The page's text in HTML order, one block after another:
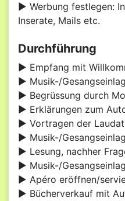
► Werbung festlegen:
Inserate, Mails etc.
Durchführung
► Empfang mit
► Musik-/
► Begrüssung durch
► Erklärungen zum
► Vortragen der
► Musik-/
► Lesung, nachher
► Musik-/
► Apéro eröffnen/
► Bücherverkauf mit